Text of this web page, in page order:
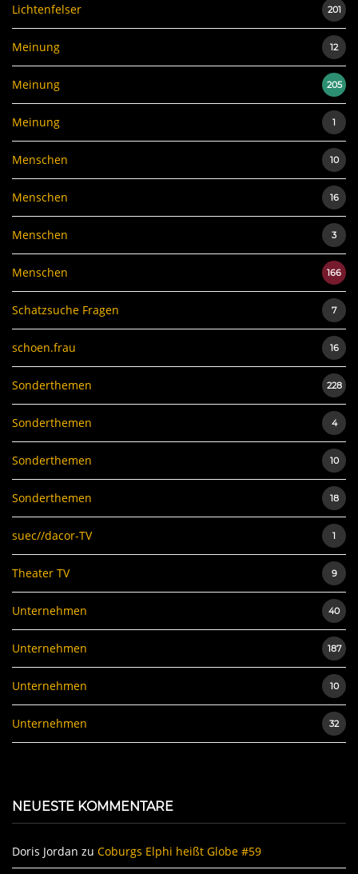
Lichtenfelser 201
Meinung 12
Meinung 205
Meinung 1
Menschen 10
Menschen 16
Menschen 3
Menschen 166
Schatzsuche Fragen 7
schoen.frau 16
Sonderthemen 228
Sonderthemen 4
Sonderthemen 10
Sonderthemen 18
suec//dacor-TV 1
Theater TV 9
Unternehmen 40
Unternehmen 187
Unternehmen 10
Unternehmen 32
NEUESTE KOMMENTARE
Doris Jordan zu Coburgs Elphi heißt Globe #59